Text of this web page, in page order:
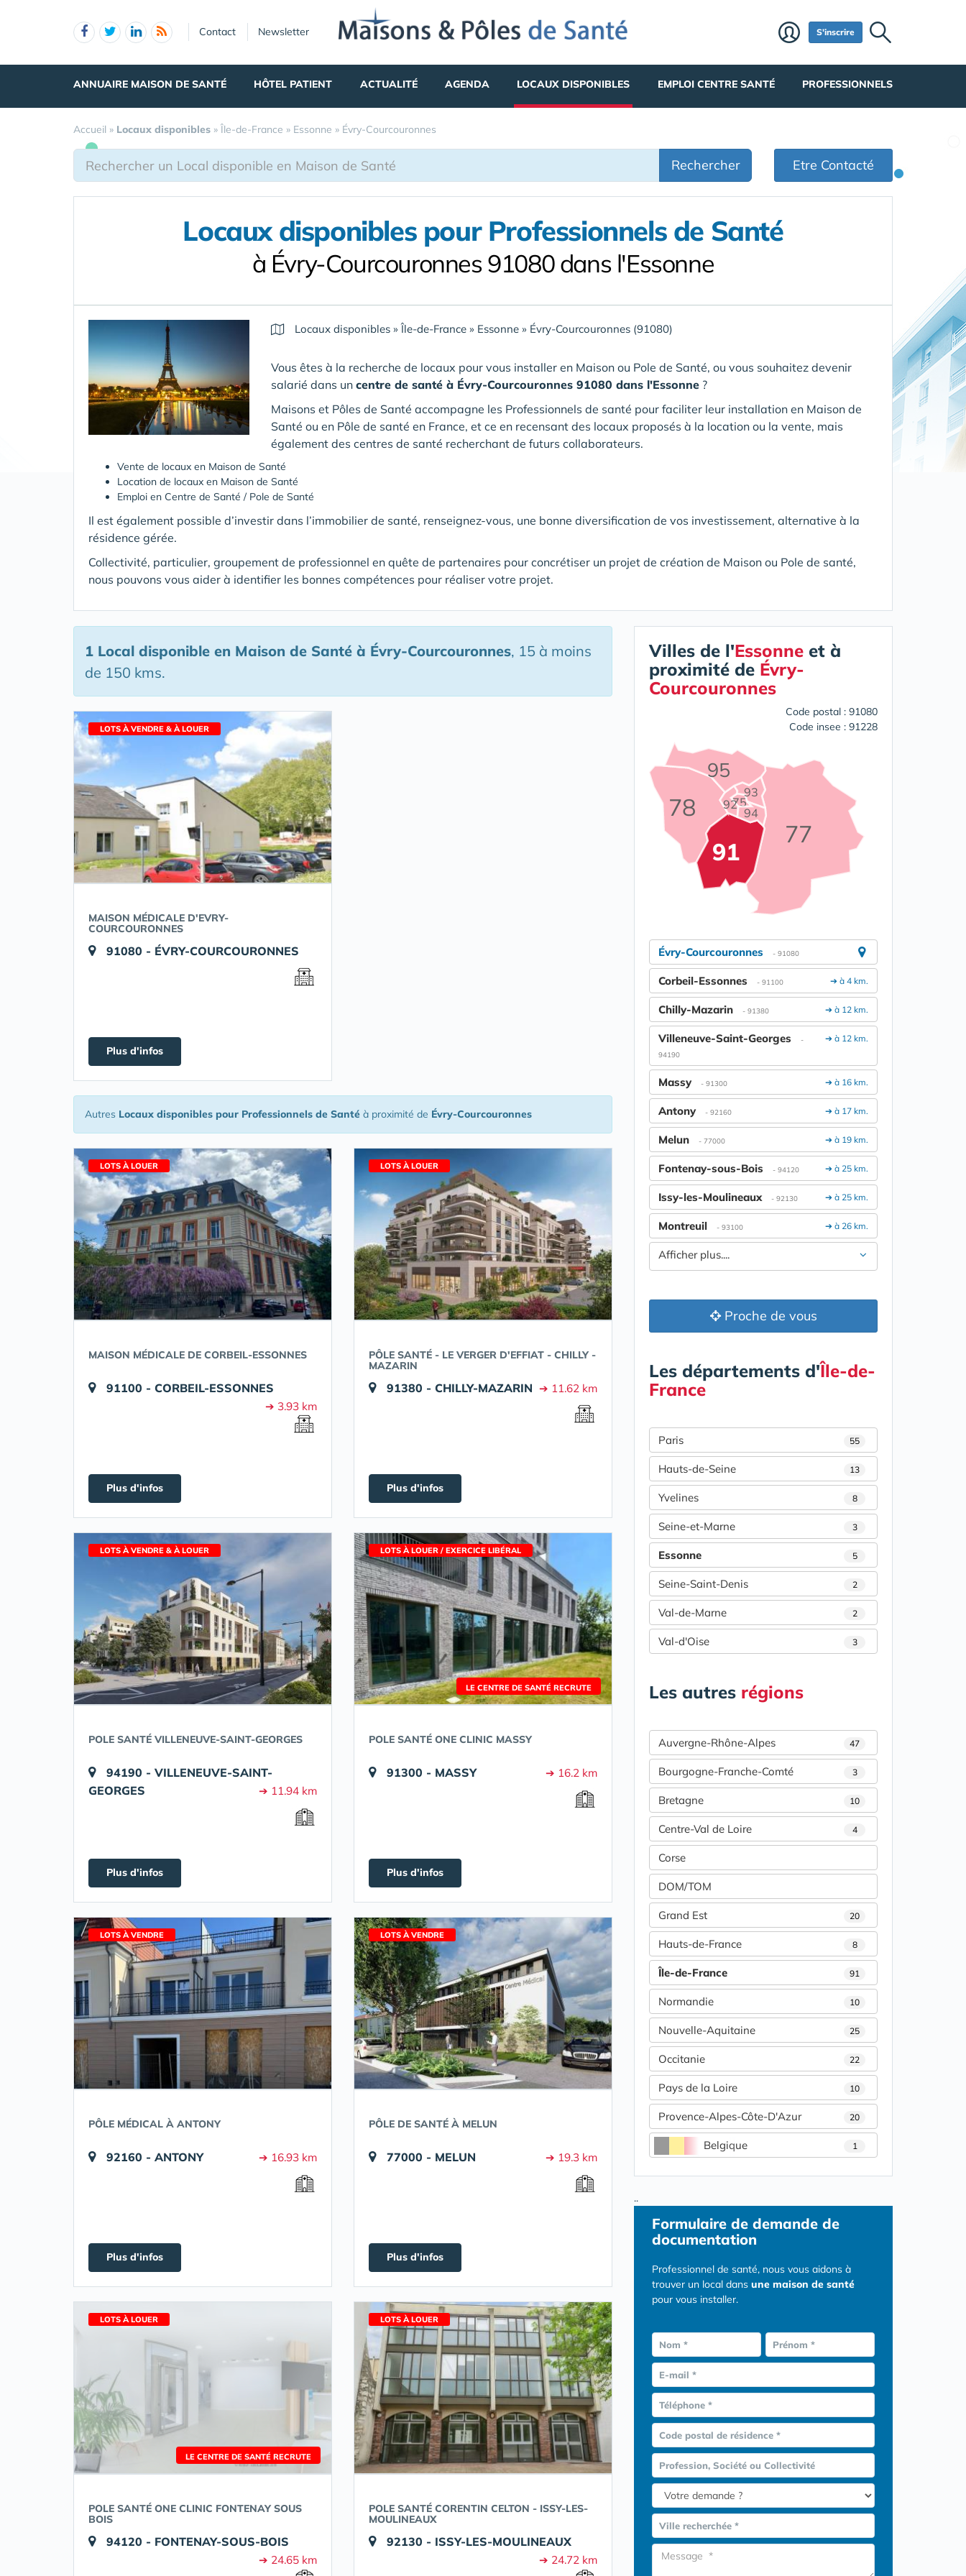
Contact Newsletter S'inscrire
ANNUAIRE MAISON DE SANTÉ HÔTEL PATIENT ACTUALITÉ AGENDA LOCAUX DISPONIBLES EMPLOI CENTRE SANTÉ PROFESSIONNELS
Accueil » Locaux disponibles » Île-de-France » Essonne » Évry-Courcouronnes
Rechercher Etre Contacté
Locaux disponibles pour Professionnels de Santé
à Évry-Courcouronnes 91080 dans l'Essonne
Locaux disponibles »Île-de-France » Essonne » Évry-Courcouronnes (91080)
Vous êtes à la recherche de locaux pour vous installer en Maison ou Pole de Santé, ou vous souhaitez devenir
salarié dans un centre de santé à Évry-Courcouronnes 91080 dans l'Essonne ?
Maisons et Pôles de Santé accompagne les Professionnels de santé pour faciliter leur installation en Maison de
Santé ou en Pôle de santé en France, et ce en recensant des locaux proposés à la location ou la vente, mais
également des centres de santé recherchant de futurs collaborateurs.
Vente de locaux en Maison de Santé
Location de locaux en Maison de Santé
Emploi en Centre de Santé / Pole de Santé
Il est également possible d’investir dans l’immobilier de santé, renseignez-vous, une bonne diversification de vos investissement, alternative à la
résidence gérée.
Collectivité, particulier, groupement de professionnel en quête de partenaires pour concrétiser un projet de création de Maison ou Pole de santé,
nous pouvons vous aider à identifier les bonnes compétences pour réaliser votre projet.
1 Local disponible en Maison de Santé à Évry-Courcouronnes, 15 à moins
de 150 kms.
LOTS À VENDRE & À LOUER
MAISON MÉDICALE D'EVRY-
COURCOURONNES
91080 - ÉVRY-COURCOURONNES
Plus d'infos
Autres Locaux disponibles pour Professionnels de Santé à proximité de Évry-Courcouronnes
LOTS À LOUER
MAISON MÉDICALE DE CORBEIL-ESSONNES
91100 - CORBEIL-ESSONNES
➔ 3.93 km
Plus d'infos
LOTS À LOUER
PÔLE SANTÉ - LE VERGER D'EFFIAT - CHILLY -
MAZARIN
91380 - CHILLY-MAZARIN ➔ 11.62 km
Plus d'infos
LOTS À VENDRE & À LOUER
POLE SANTÉ VILLENEUVE-SAINT-GEORGES
94190 - VILLENEUVE-SAINT-
GEORGES
➔ 11.94 km
Plus d'infos
LE CENTRE DE SANTÉ RECRUTE
LOTS À LOUER / EXERCICE LIBÉRAL
POLE SANTÉ ONE CLINIC MASSY
91300 - MASSY ➔ 16.2 km
Plus d'infos
LOTS À VENDRE
PÔLE MÉDICAL À ANTONY
92160 - ANTONY ➔ 16.93 km
Plus d'infos
LOTS À VENDRE
PÔLE DE SANTÉ À MELUN
77000 - MELUN ➔ 19.3 km
Plus d'infos
LE CENTRE DE SANTÉ RECRUTE
LOTS À LOUER
POLE SANTÉ ONE CLINIC FONTENAY SOUS
BOIS
94120 - FONTENAY-SOUS-BOIS
➔ 24.65 km
LOTS À LOUER
POLE SANTÉ CORENTIN CELTON - ISSY-LES-
MOULINEAUX
92130 - ISSY-LES-MOULINEAUX
➔ 24.72 km
Villes de l'Essonne et à
proximité de Évry-
Courcouronnes
Code postal : 91080
Code insee : 91228
75
77
78
91
92
93
94
95
Évry-Courcouronnes - 91080
➔ à 4 km.
Corbeil-Essonnes - 91100
➔ à 12 km.
Chilly-Mazarin - 91380
➔ à 12 km.
Villeneuve-Saint-Georges
-
94190
➔ à 16 km.
Massy - 91300
➔ à 17 km.
Antony - 92160
➔ à 19 km.
Melun - 77000
➔ à 25 km.
Fontenay-sous-Bois - 94120
➔ à 25 km.
Issy-les-Moulineaux - 92130
➔ à 26 km.
Montreuil - 93100
Afficher plus....
Proche de vous
Les départements d'Île-de-
France
Paris 55
Hauts-de-Seine 13
Yvelines 8
Seine-et-Marne 3
Essonne 5
Seine-Saint-Denis 2
Val-de-Marne 2
Val-d'Oise 3
Les autres régions
Auvergne-Rhône-Alpes 47
Bourgogne-Franche-Comté 3
Bretagne 10
Centre-Val de Loire 4
Corse
DOM/TOM
Grand Est 20
Hauts-de-France 8
Île-de-France 91
Normandie 10
Nouvelle-Aquitaine 25
Occitanie 22
Pays de la Loire 10
Provence-Alpes-Côte-D'Azur 20
Belgique 1
..
Formulaire de demande de
documentation
Professionnel de santé, nous vous aidons à
trouver un local dans une maison de santé
pour vous installer.
Nom * Prénom *
E-mail *
Téléphone *
Code postal de résidence *
Profession, Société ou Collectivité
Ville recherchée *